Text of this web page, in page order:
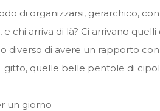
di organizzarsi, gerarchico,
chi arriva di là? Ci arrivano
di avere un rapporto
quelle belle pentole di
un giorno